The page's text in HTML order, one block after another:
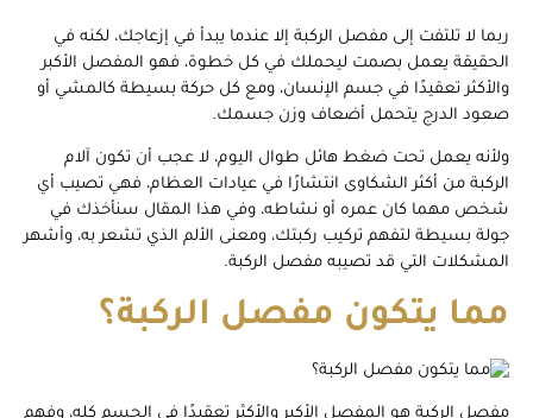
ربما لا تلتفت إلى مفصل الركبة إلا عندما يبدأ في إزعاجك، لكنه في
الحقيقة يعمل بصمت ليحملك في كل خطوة، فهو المفصل الأكبر
والأكثر تعقيدًا في جسم الإنسان، ومع كل حركة بسيطة كالمشي أو
صعود الدرج يتحمل أضعاف وزن جسمك.
ولأنه يعمل تحت ضغط هائل طوال اليوم، لا عجب أن تكون آلام
الركبة من أكثر الشكاوى انتشارًا في عيادات العظام، فهي تصيب أي
شخص مهما كان عمره أو نشاطه، وفي هذا المقال سنأخذك في
جولة بسيطة لتفهم تركيب ركبتك، ومعنى الألم الذي تشعر به، وأشهر
المشكلات التي قد تصيبه مفصل الركبة.
مما يتكون مفصل الركبة؟
مفصل الركبة هو المفصل الأكبر والأكثر تعقيدًا في الجسم كله، وفهم